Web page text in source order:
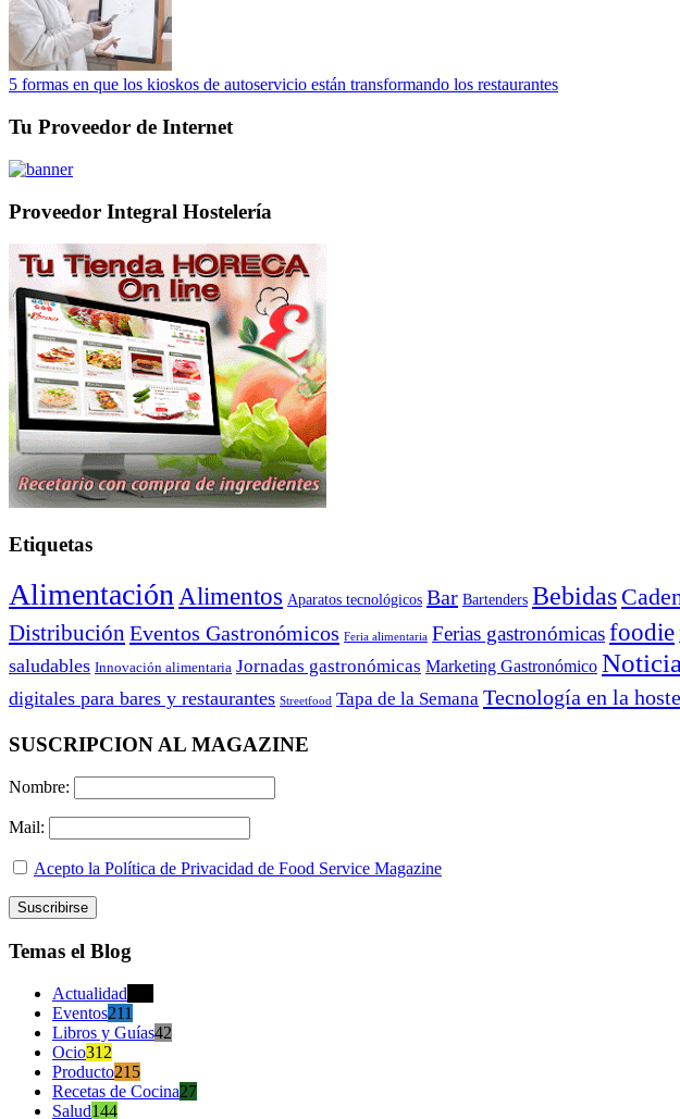
5 formas en que los kioskos de autoservicio están transformando los restaurantes
Tu Proveedor de Internet
Proveedor Integral Hostelería
Etiquetas
Alimentación Alimentos Aparatos tecnológicos Bar Bartenders Bebidas
Distribución Eventos Gastronómicos Feria alimentaria Ferias gastronómicasfoodie
saludables Innovación alimentaria Jornadas gastronómicas Marketing Gastronómico
digitales para bares y restaurantes Streetfood Tapa de la Semana Tecnología en la
SUSCRIPCION AL MAGAZINE
Nombre:
Mail:
Acepto la Política de Privacidad de Food Service Magazine
Temas el Blog
Actualidad
Eventos211
Libros y Guías42
Ocio312
Producto215
Recetas de Cocina27
Salud144